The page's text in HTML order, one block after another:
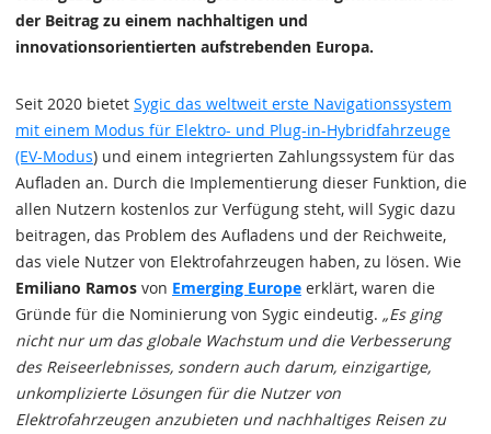
der Beitrag zu einem nachhaltigen und
innovationsorientierten aufstrebenden Europa.
Seit 2020 bietet Sygic das weltweit erste Navigationssystem
mit einem Modus für Elektro- und Plug-in-Hybridfahrzeuge
(EV-Modus) und einem integrierten Zahlungssystem für das
Aufladen an. Durch die Implementierung dieser Funktion, die
allen Nutzern kostenlos zur Verfügung steht, will Sygic dazu
beitragen, das Problem des Aufladens und der Reichweite,
das viele Nutzer von Elektrofahrzeugen haben, zu lösen. Wie
Emiliano Ramos von Emerging Europe erklärt, waren die
Gründe für die Nominierung von Sygic eindeutig. „Es ging
nicht nur um das globale Wachstum und die Verbesserung
des Reiseerlebnisses, sondern auch darum, einzigartige,
unkomplizierte Lösungen für die Nutzer von
Elektrofahrzeugen anzubieten und nachhaltiges Reisen zu